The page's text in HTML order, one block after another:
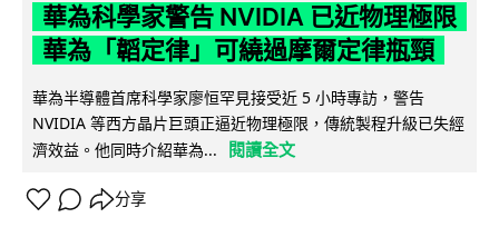
華為科學家警告 NVIDIA 已近物理極限
華為「韜定律」可繞過摩爾定律瓶頸
華為半導體首席科學家廖恒罕見接受近 5 小時專訪，警告
NVIDIA 等西方晶片巨頭正逼近物理極限，傳統製程升級已失經
濟效益。他同時介紹華為...
閱讀全文
分享